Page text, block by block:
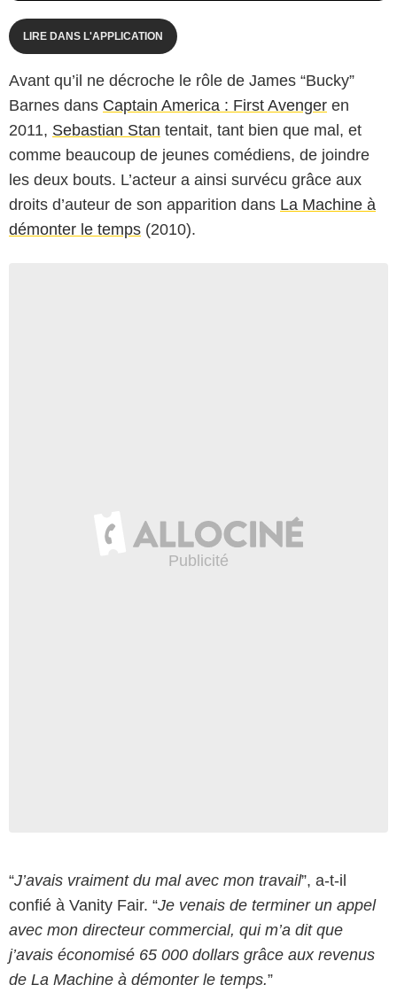
LIRE DANS L'APPLICATION
Avant qu’il ne décroche le rôle de James “Bucky”
Barnes dans Captain America : First Avenger en
2011, Sebastian Stan tentait, tant bien que mal, et
comme beaucoup de jeunes comédiens, de joindre
les deux bouts. L’acteur a ainsi survécu grâce aux
droits d’auteur de son apparition dans La Machine à
démonter le temps (2010).
“J’avais vraiment du mal avec mon travail”, a-t-il
confié à Vanity Fair. “Je venais de terminer un appel
avec mon directeur commercial, qui m’a dit que
j’avais économisé 65 000 dollars grâce aux revenus
de La Machine à démonter le temps.”